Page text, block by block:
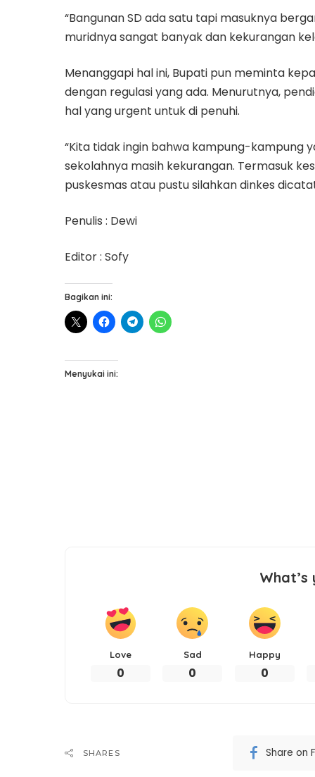
“Bangunan SD ada satu tapi masuknya
muridnya sangat banyak dan kekurangan
Menanggapi hal ini, Bupati pun meminta
dengan regulasi yang ada. Menurutnya,
hal yang urgent untuk di penuhi.
“Kita tidak ingin bahwa kampung-kampung
sekolahnya masih kekurangan. Termasuk
puskesmas atau pustu silahkan dinkes
Penulis : Dewi
Editor : Sofy
Bagikan ini:
Menyukai ini:
Love
0
Sad
0
Happy
0
SHARES Share on